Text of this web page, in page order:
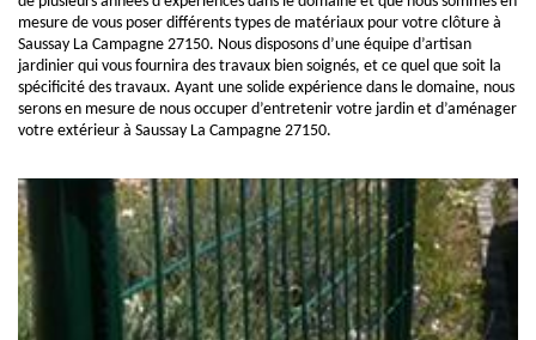
mesure de vous poser différents types de matériaux pour votre clôture à
Saussay La Campagne 27150. Nous disposons d’une équipe d’artisan
jardinier qui vous fournira des travaux bien soignés, et ce quel que soit la
spécificité des travaux. Ayant une solide expérience dans le domaine, nous
serons en mesure de nous occuper d’entretenir votre jardin et d’aménager
votre extérieur à Saussay La Campagne 27150.